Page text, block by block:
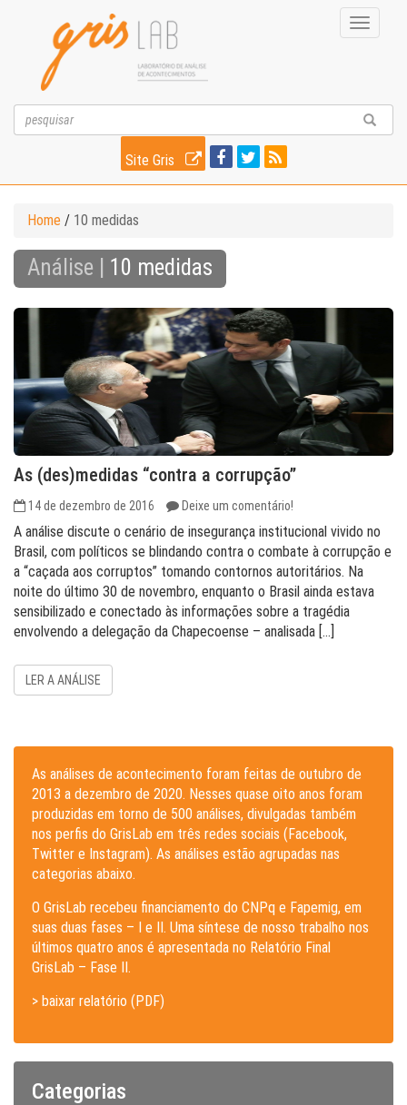
Toggle
Site Gris
Home / 10 medidas
Análise | 10 medidas
As (des)medidas “contra a corrupção”
14 de dezembro de 2016 Deixe um comentário!
A análise discute o cenário de insegurança institucional vivido no
Brasil, com políticos se blindando contra o combate à corrupção e
a “caçada aos corruptos” tomando contornos autoritários. Na
noite do último 30 de novembro, enquanto o Brasil ainda estava
sensibilizado e conectado às informações sobre a tragédia
envolvendo a delegação da Chapecoense – analisada […]
LER A ANÁLISE
As análises de acontecimento foram feitas de outubro de
2013 a dezembro de 2020. Nesses quase oito anos foram
produzidas em torno de 500 análises, divulgadas também
nos perfis do GrisLab em três redes sociais (Facebook,
Twitter e Instagram). As análises estão agrupadas nas
categorias abaixo.
O GrisLab recebeu financiamento do CNPq e Fapemig, em
suas duas fases – I e II. Uma síntese de nosso trabalho nos
últimos quatro anos é apresentada no Relatório Final
GrisLab – Fase II.
> baixar relatório (PDF)
Categorias